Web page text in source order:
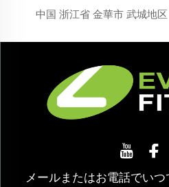
中国 浙江省 金華市 武城地
メールまたはお電話でい